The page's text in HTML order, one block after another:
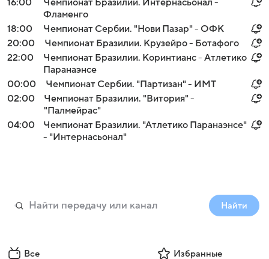
16:00
Чемпионат Бразилии. Интернасьонал -
Фламенго
18:00
Чемпионат Сербии. "Нови Пазар" - ОФК
20:00
Чемпионат Бразилии. Крузейро - Ботафого
22:00
Чемпионат Бразилии. Коринтианс - Атлетико
Паранаэнсе
00:00
Чемпионат Сербии. "Партизан" - ИМТ
02:00
Чемпионат Бразилии. "Витория" -
"Палмейрас"
04:00
Чемпионат Бразилии. "Атлетико Паранаэнсе"
- "Интернасьонал"
Найти
Все Избранные